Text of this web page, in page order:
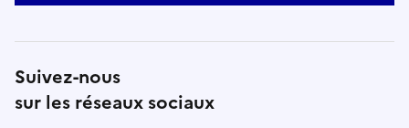
Suivez-nous
sur les réseaux sociaux